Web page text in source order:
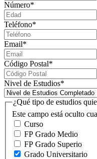
Número*
Teléfono*
Email*
Código Postal*
Nivel de Estudios*
Este campo está oculto
¿Qué tipo de estudios
Curso
FP Grado Medio
FP Grado Superio
Grado Universitario